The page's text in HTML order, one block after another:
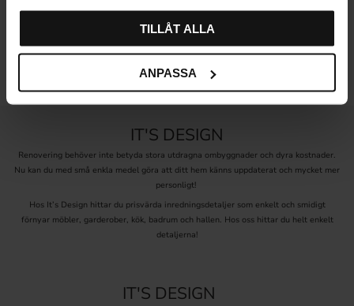
TILLÅT ALLA
ANPASSA
30 dagars öppet köp Säkra betalningar
IT'S DESIGN
Renovering behöver inte betyda stora utdragna ombyggnader och dyra kostnader.
Nu kan du med små enkla medel göra att ditt hem känns uppdaterat och mycket mer
personligt!
Hos It’s Design hittar du prisvärda inredningsdetaljer som enkelt och smidigt
förnyar möbler, garderober, kök, badrum och hallen. Hos oss hittar du helt enkelt
detaljerna!
IT'S DESIGN